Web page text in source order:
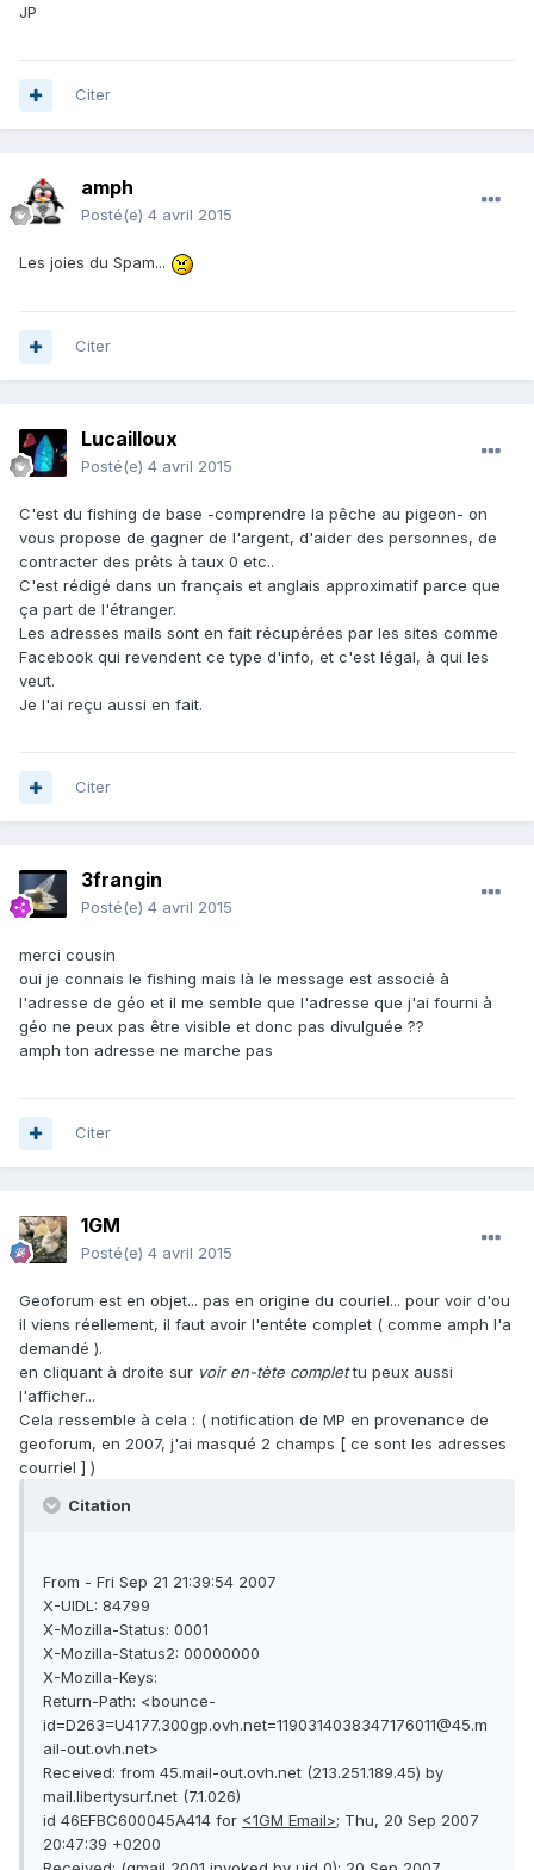
JP
Citer
amph
Posté(e) 4 avril 2015
Les joies du Spam...
Citer
Lucailloux
Posté(e) 4 avril 2015
C'est du fishing de base -comprendre la pêche au pigeon- on
vous propose de gagner de l'argent, d'aider des personnes, de
contracter des prêts à taux 0 etc..
C'est rédigé dans un français et anglais approximatif parce que
ça part de l'étranger.
Les adresses mails sont en fait récupérées par les sites comme
Facebook qui revendent ce type d'info, et c'est légal, à qui les
veut.
Je l'ai reçu aussi en fait.
Citer
3frangin
Posté(e) 4 avril 2015
merci cousin
oui je connais le fishing mais là le message est associé à
l'adresse de géo et il me semble que l'adresse que j'ai fourni à
géo ne peux pas être visible et donc pas divulguée ??
amph ton adresse ne marche pas
Citer
1GM
Posté(e) 4 avril 2015
Geoforum est en objet... pas en origine du couriel... pour voir d'ou
il viens réellement, il faut avoir l'entéte complet ( comme amph l'a
demandé ).
en cliquant à droite sur voir en-tète complettu peux aussi
l'afficher...
Cela ressemble à cela : ( notification de MP en provenance de
geoforum, en 2007, j'ai masqué 2 champs [ ce sont les adresses
courriel ] )
Citation
From - Fri Sep 21 21:39:54 2007
X-UIDL: 84799
X-Mozilla-Status: 0001
X-Mozilla-Status2: 00000000
X-Mozilla-Keys:
Return-Path: <bounce-
id=D263=U4177.300gp.ovh.net=1190314038347176011@45.m
ail-out.ovh.net>
Received: from 45.mail-out.ovh.net (213.251.189.45) by
mail.libertysurf.net (7.1.026)
id 46EFBC600045A414 for <1GM Email>; Thu, 20 Sep 2007
20:47:39 +0200